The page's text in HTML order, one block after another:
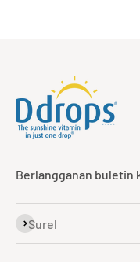
Berlangganan buletin
Surel
Langganan